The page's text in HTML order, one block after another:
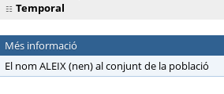
Temporal
Més informació
El nom ALEIX (nen) al conjunt de la població